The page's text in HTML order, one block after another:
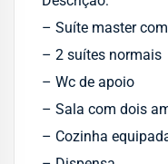
– Suíte master
– ⁠2 suítes normais
– Wc de apoio
– Sala com dois
– ⁠Cozinha